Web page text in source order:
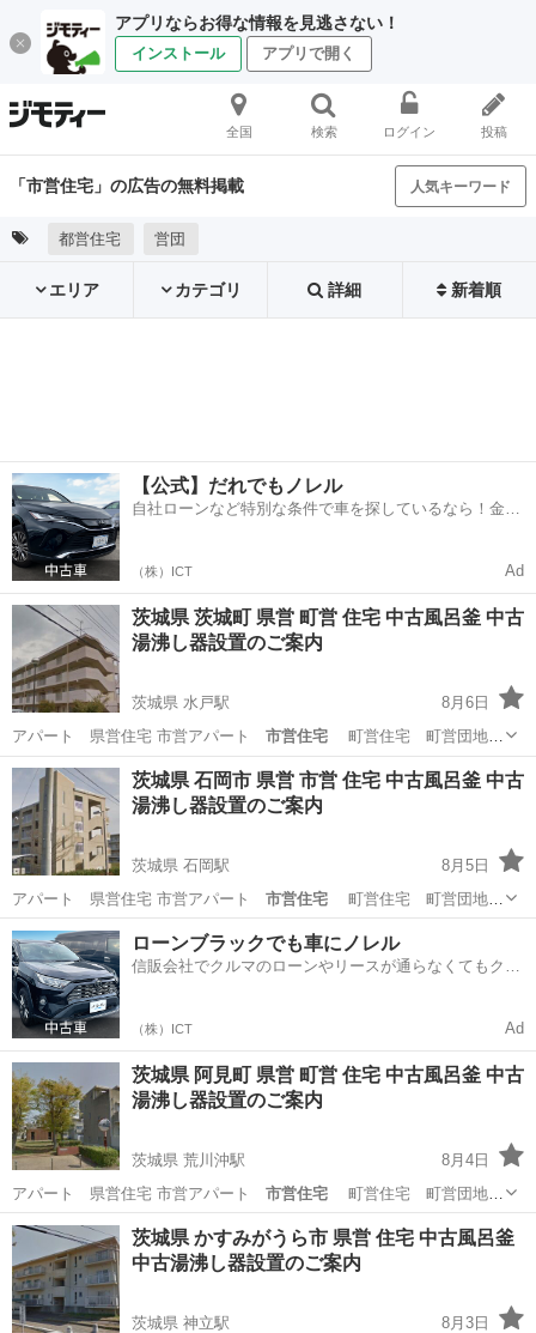
アプリならお得な情報を見逃さない！
インストール アプリで開く
全国 検索 ログイン 投稿
「市営住宅」の広告の無料掲載 人気キーワード
都営住宅 営団
エリア カテゴリ 詳細 新着順
【公式】だれでもノレル
自社ローンなど特別な条件で車を探しているなら！金利
（株）ICT Ad
茨城県 茨城町 県営 町営 住宅 中古風呂釜 中古
湯沸し器設置のご案内
茨城県 水戸駅
8月6日
アパート 県営住宅 市営アパート 市営住宅町営住宅 町営団地
向け …
茨城 東茨城郡 水戸駅 リサイクルショップ 風呂釜
茨城県 石岡市 県営 市営 住宅 中古風呂釜 中古
湯沸し器設置のご案内
茨城県 石岡駅
8月5日
アパート 県営住宅 市営アパート 市営住宅町営住宅 町営団地
向け …
茨城 石岡市 石岡駅 リサイクルショップ
ローンブラックでも車にノレル
信販会社でクルマのローンやリースが通らなくてもクル
（株）ICT Ad
茨城県 阿見町 県営 町営 住宅 中古風呂釜 中古
湯沸し器設置のご案内
茨城県 荒川沖駅
8月4日
アパート 県営住宅 市営アパート 市営住宅町営住宅 町営団地
向け …
茨城 稲敷郡 荒川沖駅 リサイクルショップ 風呂釜
茨城県 かすみがうら市 県営 住宅 中古風呂釜
中古湯沸し器設置のご案内
茨城県 神立駅
8月3日